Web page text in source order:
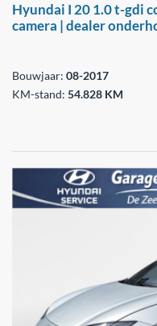
Hyundai I 20 1.0 t-gdi
camera | dealer
Bouwjaar: 08-2017
KM-stand: 54.828 KM